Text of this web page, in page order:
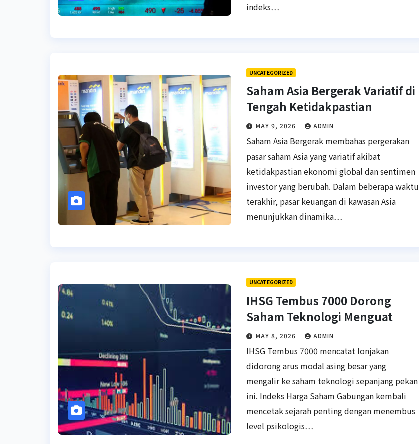
indeks…
UNCATEGORIZED
Saham Asia Bergerak Variatif di
Tengah Ketidakpastian
MAY 9, 2026 ADMIN
Saham Asia Bergerak membahas pergerakan
pasar saham Asia yang variatif akibat
ketidakpastian ekonomi global dan sentimen
investor yang berubah. Dalam beberapa waktu
terakhir, pasar keuangan di kawasan Asia
menunjukkan dinamika…
UNCATEGORIZED
IHSG Tembus 7000 Dorong
Saham Teknologi Menguat
MAY 8, 2026 ADMIN
IHSG Tembus 7000 mencatat lonjakan
didorong arus modal asing besar yang
mengalir ke saham teknologi sepanjang pekan
ini. Indeks Harga Saham Gabungan kembali
mencetak sejarah penting dengan menembus
level psikologis…